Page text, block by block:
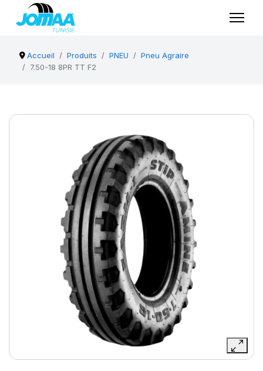
Accueil Produits PNEU
Pneu Agraire
7.50-18 8PR TT F2